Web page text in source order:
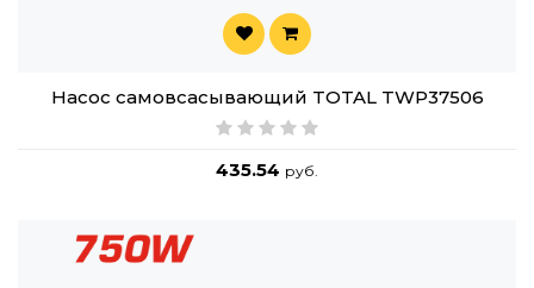
Насос cамовсасывающий TOTAL TWP37506
435.54 руб.